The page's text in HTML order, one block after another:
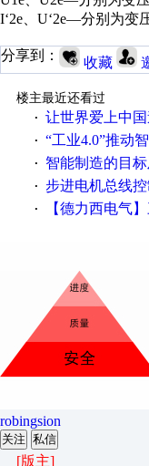
I‘2e、U‘2e—分别为变
分享到： 收藏
楼主最近还看过
· 让世界爱上中国
· “工业4.0”推动
· 智能制造的目标及
· 步进电机总线控
· 【德力西电气】
robingsion
关注 私信
[版主]